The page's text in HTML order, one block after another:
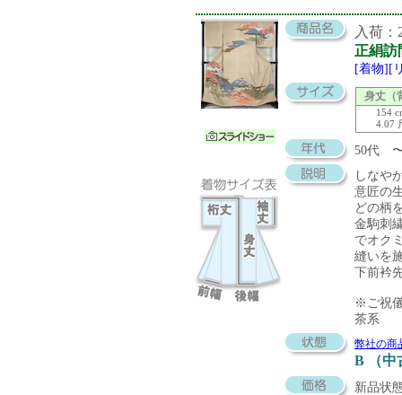
入荷：
正絹訪
[着物][
身丈（
154
4.07
50代
しなや
意匠の
どの柄
金駒刺
でオク
縫いを
下前衿
※ご祝
茶系
弊社の商
B （中
新品状